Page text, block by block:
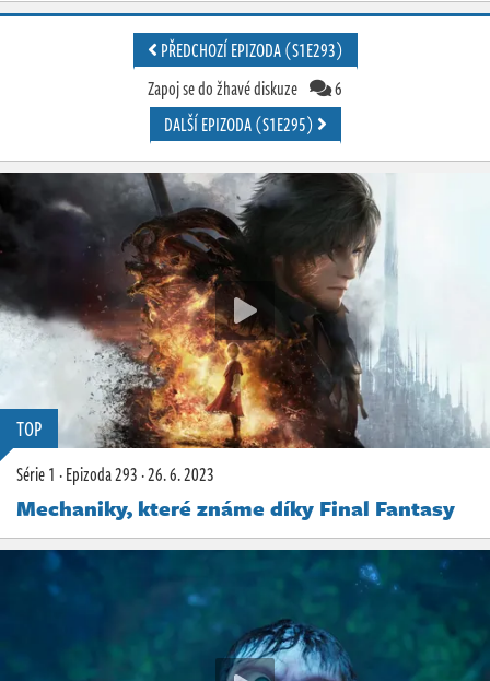
PŘEDCHOZÍ EPIZODA (S1E293)
Zapoj se do žhavé diskuze
6
DALŠÍ EPIZODA (S1E295)
TOP
Série 1 ·Epizoda 293·26. 6. 2023
Mechaniky, které známe díky Final Fantasy